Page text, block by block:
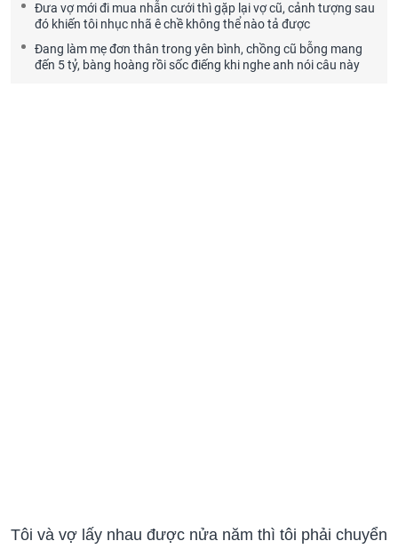
Đưa vợ mới đi mua nhẫn cưới thì gặp lại vợ cũ, cảnh tượng sau
đó khiến tôi nhục nhã ê chề không thể nào tả được
Đang làm mẹ đơn thân trong yên bình, chồng cũ bỗng mang
đến 5 tỷ, bàng hoàng rồi sốc điếng khi nghe anh nói câu này
Tôi và vợ lấy nhau được nửa năm thì tôi phải chuyển